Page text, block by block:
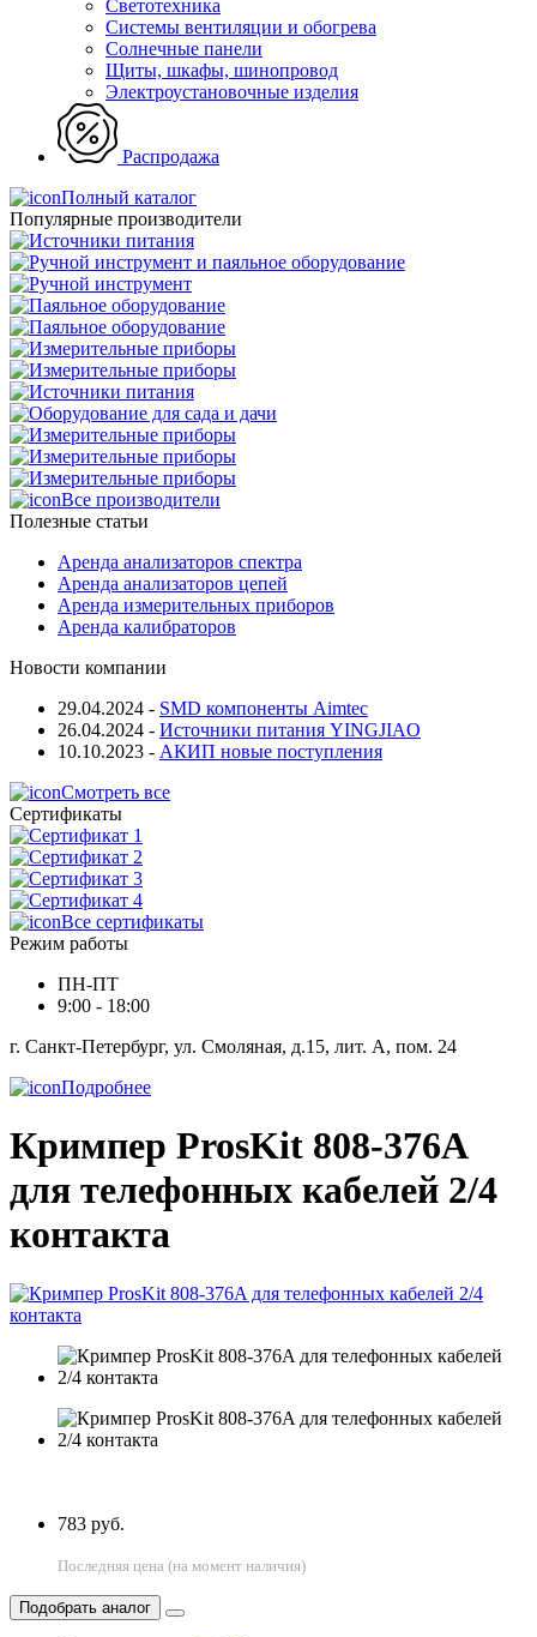
Светотехника
Системы вентиляции и обогрева
Солнечные панели
Щиты, шкафы, шинопровод
Электроустановочные изделия
Распродажа
Полный каталог
Популярные производители
Все производители
Полезные статьи
Аренда анализаторов спектра
Аренда анализаторов цепей
Аренда измерительных приборов
Аренда калибраторов
Новости компании
29.04.2024 - SMD компоненты Aimtec
26.04.2024 - Источники питания YINGJIAO
10.10.2023 - АКИП новые поступления
Смотреть все
Сертификаты
Все сертификаты
Режим работы
ПН-ПТ
9:00 - 18:00
г. Санкт-Петербург, ул. Смоляная, д.15, лит. А, пом. 24
Подробнее
Кримпер ProsKit 808-376A
для телефонных кабелей 2/4
контакта
783 руб.
Последняя цена (на момент наличия)
Подобрать аналог